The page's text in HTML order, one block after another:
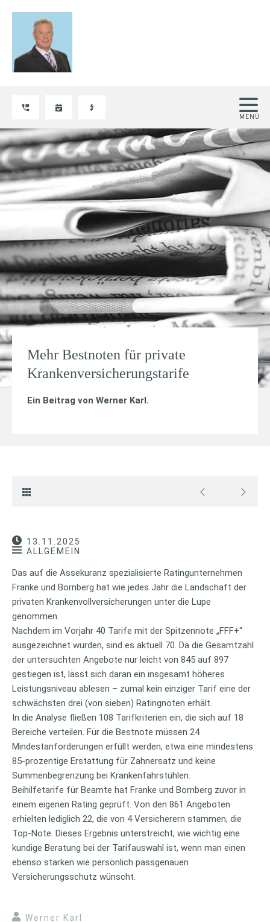
Mehr Bestnoten für private
Krankenversicherungstarife
Ein Beitrag von Werner Karl.
13.11.2025
ALLGEMEIN
Das auf die Assekuranz spezialisierte Ratingunternehmen
Franke und Bornberg hat wie jedes Jahr die Landschaft der
privaten Krankenvollversicherungen unter die Lupe
genommen.
Nachdem im Vorjahr 40 Tarife mit der Spitzennote „FFF+“
ausgezeichnet wurden, sind es aktuell 70. Da die Gesamtzahl
der untersuchten Angebote nur leicht von 845 auf 897
gestiegen ist, lässt sich daran ein insgesamt höheres
Leistungsniveau ablesen – zumal kein einziger Tarif eine der
schwächsten drei (von sieben) Ratingnoten erhält.
In die Analyse fließen 108 Tarifkriterien ein, die sich auf 18
Bereiche verteilen. Für die Bestnote müssen 24
Mindestanforderungen erfüllt werden, etwa eine mindestens
85-prozentige Erstattung für Zahnersatz und keine
Summenbegrenzung bei Krankenfahrstühlen.
Beihilfetarife für Beamte hat Franke und Bornberg zuvor in
einem eigenen Rating geprüft. Von den 861 Angeboten
erhielten lediglich 22, die von 4 Versicherern stammen, die
Top-Note. Dieses Ergebnis unterstreicht, wie wichtig eine
kundige Beratung bei der Tarifauswahl ist, wenn man einen
ebenso starken wie persönlich passgenauen
Versicherungsschutz wünscht.
Werner Karl